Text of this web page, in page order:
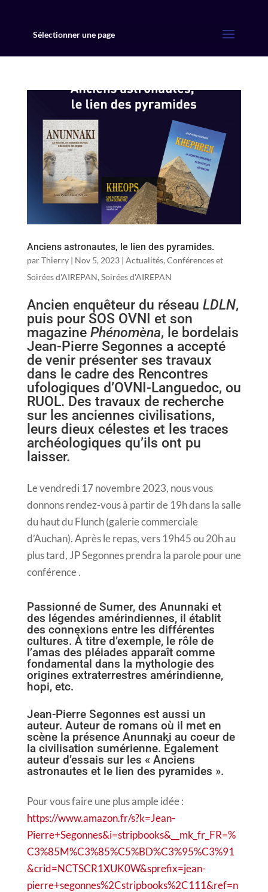
Sélectionner une page
Anciens astronautes, le lien des pyramides.
parThierry| Nov 5, 2023| Actualités, Conférences et
Soirées d'AIREPAN, Soirées d'AIREPAN
Ancien enquêteur du réseau LDLN,
puis pour SOS OVNI et son
magazine Phénomèna, le bordelais
Jean-Pierre Segonnes a accepté
de venir présenter ses travaux
dans le cadre des Rencontres
ufologiques d’OVNI-Languedoc, ou
RUOL. Des travaux de recherche
sur les anciennes civilisations,
leurs dieux célestes et les traces
archéologiques qu’ils ont pu
laisser.
Le vendredi 17 novembre 2023, nous vous
donnons rendez-vous à partir de 19h dans la salle
du haut du Flunch (galerie commerciale
d’Auchan). Après le repas, vers 19h45 ou 20h au
plus tard, JP Segonnes prendra la parole pour une
conférence .
Passionné de Sumer, des Anunnaki et
des légendes amérindiennes, il établit
des connexions entre les différentes
cultures. À titre d’exemple, le rôle de
l’amas des pléiades apparaît comme
fondamental dans la mythologie des
origines extraterrestres amérindienne,
hopi, etc.
Jean-Pierre Segonnes est aussi un
auteur. Auteur de romans où il met en
scène la présence Anunnaki au coeur de
la civilisation sumérienne. Également
auteur d’essais sur les « Anciens
astronautes et le lien des pyramides ».
Pour vous faire une plus ample idée :
https://www.amazon.fr/s?k=Jean-
Pierre+Segonnes&i=stripbooks&__mk_fr_FR=%
C3%85M%C3%85%C5%BD%C3%95%C3%91
&crid=NCTSCR1XUK0W&sprefix=jean-
pierre+segonnes%2Cstripbooks%2C111&ref=n